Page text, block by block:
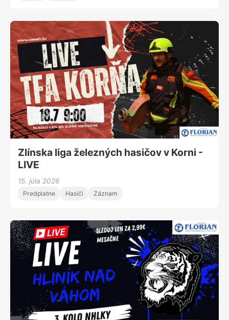
Zlínska liga železných hasičov v Korni -
LIVE
15. júla 2026
Predplatne Hasiči Záznam